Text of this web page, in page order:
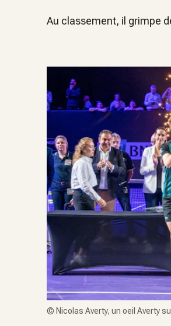
Au classement, il grimpe
© Nicolas Averty, un oeil Averty